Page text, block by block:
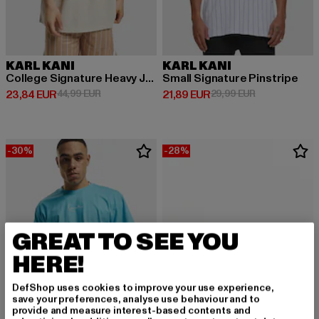
KARL KANI
College Signature Heavy Jersey
23,84 EUR
Derzeitiger Preis: 23,84 EUR
44,99 EURAktionspreis: 44,99 EUR
KARL KANI
Small Signature Pinstripe
21,89 EUR
Derzeitiger Preis: 21,89 EUR
29,99 EURAktionspreis:
-30% -28%
GREAT TO SEE YOU
HERE!
DefShop uses cookies to improve your use experience,
save your preferences, analyse use behaviour and to
provide and measure interest-based contents and